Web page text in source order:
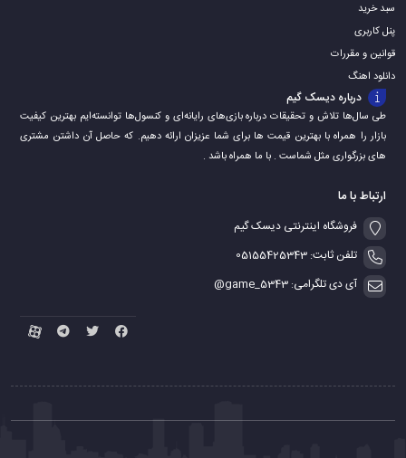
سبد خرید
پنل کاربری
قوانین و مقررات
دانلود اهنگ
درباره دیسک گیم
طی سال‌ها تلاش و تحقیقات درباره بازی‌های رایانه‌ای و کنسول‌ها توانسته‌ایم بهترین کیفیت
بازار را همراه با بهترین قیمت ها برای شما عزیزان ارائه دهیم. که حاصل آن داشتن مشتری
های بزرگواری مثل شماست . با ما همراه باشد .
ارتباط با ما
فروشگاه اینترنتی دیسک گیم
تلفن ثابت: 05155425343
آی دی تلگرامی: game_5343@